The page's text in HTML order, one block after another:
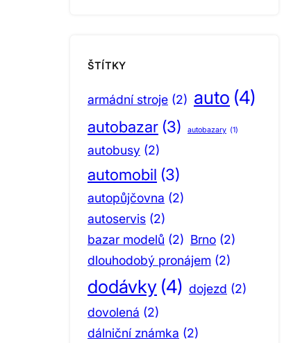
ŠTÍTKY
armádní stroje (2) auto (4)
autobazar (3) autobazary (1)
autobusy (2)
automobil (3)
autopůjčovna (2)
autoservis (2)
bazar modelů (2) Brno (2)
dlouhodobý pronájem (2)
dodávky (4) dojezd (2)
dovolená (2)
dálniční známka (2)